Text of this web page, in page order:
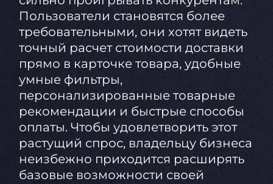
Пользователи становятся более
требовательными, они хотят видеть
точный расчет стоимости доставки
прямо в карточке товара, удобные
умные фильтры,
персонализированные товарные
рекомендации и быстрые способы
оплаты. Чтобы удовлетворить этот
растущий спрос, владельцу бизнеса
неизбежно приходится расширять
базовые возможности своей